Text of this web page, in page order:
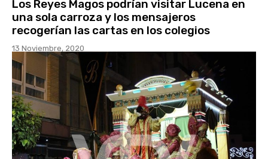
Los Reyes Magos podrían visitar Lucena en
una sola carroza y los mensajeros
recogerían las cartas en los colegios
13 Noviembre, 2020